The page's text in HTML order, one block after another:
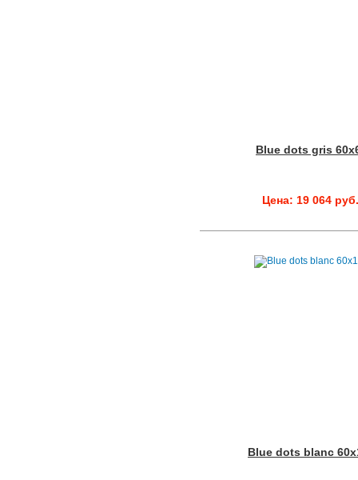
Blue dots gris
Цена: 19 064 руб.
Blue dots blanc